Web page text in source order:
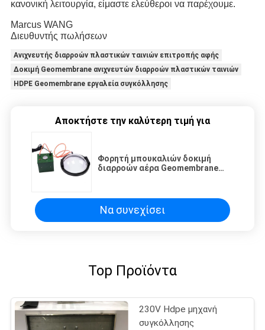
κανονική λειτουργία, είμαστε ελεύθεροι να παρέχουμε.
Marcus WANG
Διευθυντής πωλήσεων
Ανιχνευτής διαρροών πλαστικών ταινιών επιτροπής αφής
Δοκιμή Geomembrane ανιχνευτών διαρροών πλαστικών ταινιών
HDPE Geomembrane εργαλεία συγκόλλησης
Αποκτήστε την καλύτερη τιμή για
Φορητή μπουκαλιών δοκιμή
διαρροών αέρα Geomembrane
Να συνεχίσει
Top Προϊόντα
230V Hdpe μηχανή
συγκόλλησης